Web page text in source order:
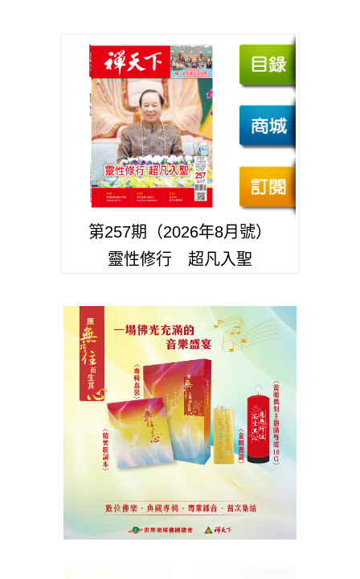
第257期（2026年8月號）
靈性修行 超凡入聖